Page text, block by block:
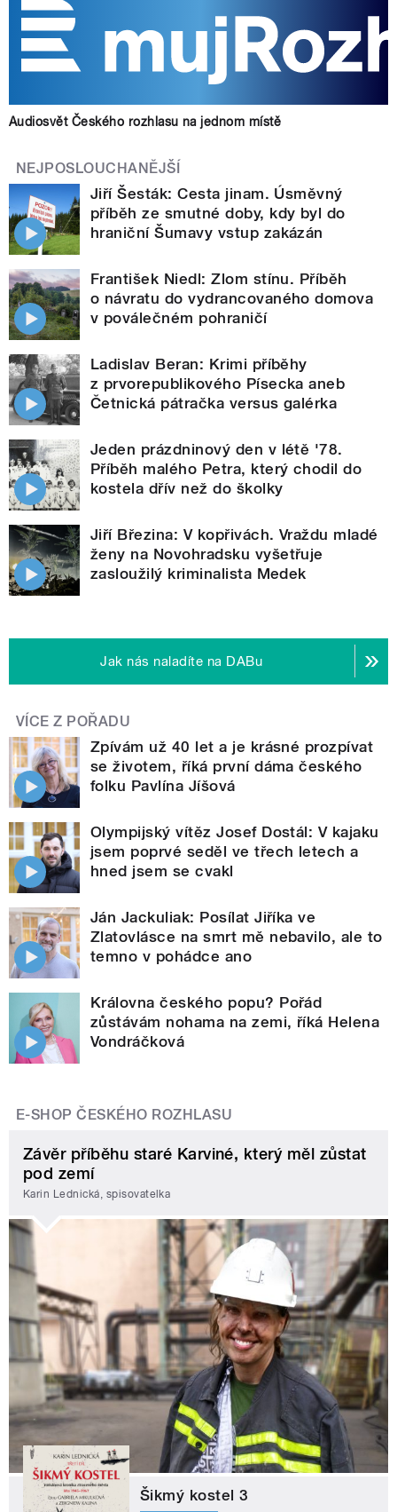
Audiosvět Českého rozhlasu na jednom místě
NEJPOSLOUCHANĚJŠÍ
Jiří Šesták: Cesta jinam. Úsměvný
příběh ze smutné doby, kdy byl do
hraniční Šumavy vstup zakázán
František Niedl: Zlom stínu. Příběh
o návratu do vydrancovaného domova
v poválečném pohraničí
Ladislav Beran: Krimi příběhy
z prvorepublikového Písecka aneb
Četnická pátračka versus galérka
Jeden prázdninový den v létě '78.
Příběh malého Petra, který chodil do
kostela dřív než do školky
Jiří Březina: V kopřivách. Vraždu mladé
ženy na Novohradsku vyšetřuje
zasloužilý kriminalista Medek
Jak nás naladíte na DABu
VÍCE Z POŘADU
Zpívám už 40 let a je krásné prozpívat
se životem, říká první dáma českého
folku Pavlína Jíšová
Olympijský vítěz Josef Dostál: V kajaku
jsem poprvé seděl ve třech letech a
hned jsem se cvakl
Ján Jackuliak: Posílat Jiříka ve
Zlatovlásce na smrt mě nebavilo, ale to
temno v pohádce ano
Královna českého popu? Pořád
zůstávám nohama na zemi, říká Helena
Vondráčková
E-SHOP ČESKÉHO ROZHLASU
Závěr příběhu staré Karviné, který měl zůstat
pod zemí
Karin Lednická, spisovatelka
Šikmý kostel 3